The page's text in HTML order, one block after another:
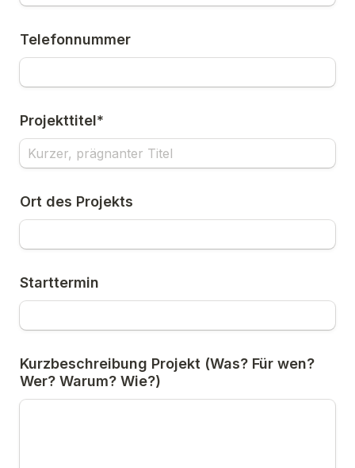
Telefonnummer
Projekttitel*
Ort des Projekts
Starttermin
Kurzbeschreibung Projekt (Was? Für wen?
Wer? Warum? Wie?)